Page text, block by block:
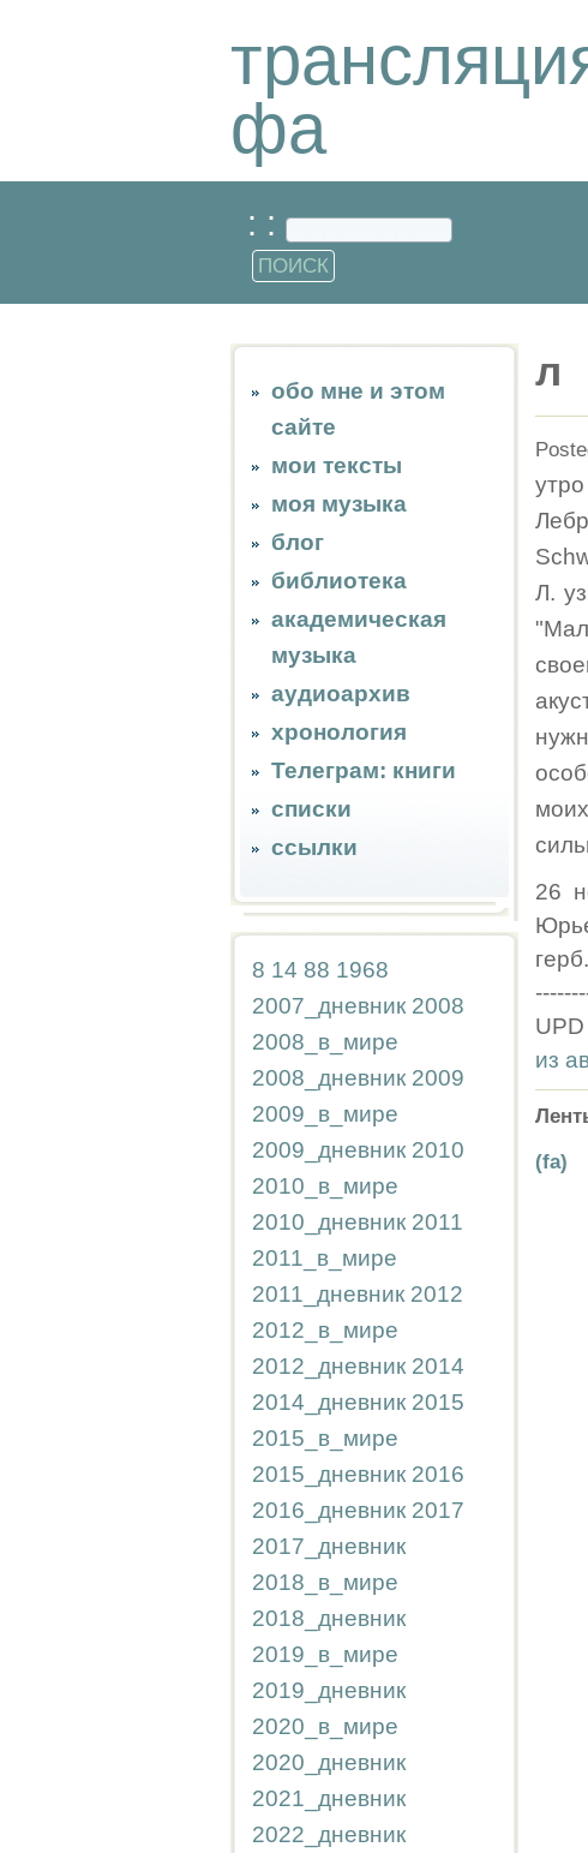
фа
: :
обо мне и этом
сайте
мои тексты
моя музыка
блог
библиотека
академическая
музыка
аудиоархив
хронология
Телеграм: книги
списки
ссылки
8 14 88 1968
2007_дневник 2008
2008_в_мире
2008_дневник 2009
2009_в_мире
2009_дневник 2010
2010_в_мире
2010_дневник 2011
2011_в_мире
2011_дневник 2012
2012_в_мире
2012_дневник 2014
2014_дневник 2015
2015_в_мире
2015_дневник 2016
2016_дневник 2017
2017_дневник
2018_в_мире
2018_дневник
2019_в_мире
2019_дневник
2020_в_мире
2020_дневник
2021_дневник
2022_дневник
л
Л.
26
герб.
из
(fa)